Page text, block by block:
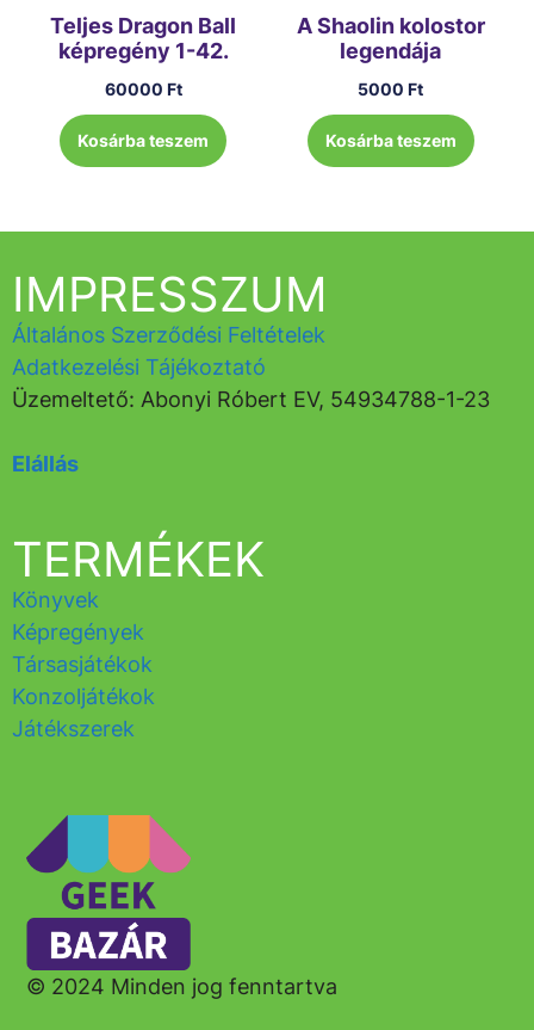
Teljes Dragon Ball
képregény 1-42.
60000 Ft
Kosárba teszem
A Shaolin kolostor
legendája
5000Ft
Kosárba teszem
© 2024 Minden jog fenntartva
TERMÉKEK
Könyvek
Képregények
Társasjátékok
Konzoljátékok
Játékszerek
IMPRESSZUM
Általános Szerződési Feltételek
Adatkezelési Tájékoztató
Üzemeltető: Abonyi Róbert EV, 54934788-1-23
Elállás